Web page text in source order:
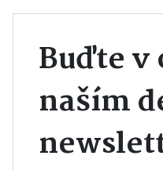
Buďte v
naším